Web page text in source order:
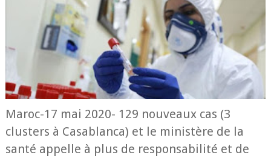
Maroc-17 mai 2020- 129 nouveaux cas (3
clusters à Casablanca) et le ministère de la
santé appelle à plus de responsabilité et de